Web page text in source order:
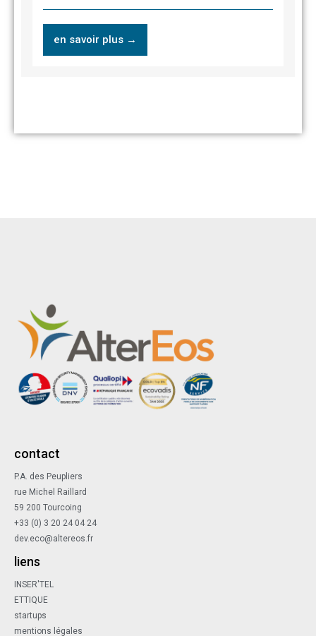
en savoir plus →
contact
P.A. des Peupliers
rue Michel Raillard
59 200 Tourcoing
+33 (0) 3 20 24 04 24
dev.eco@altereos.fr
liens
INSER'TEL
ETTIQUE
startups
mentions légales